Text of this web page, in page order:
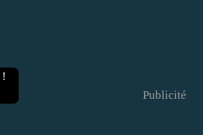
Publicité